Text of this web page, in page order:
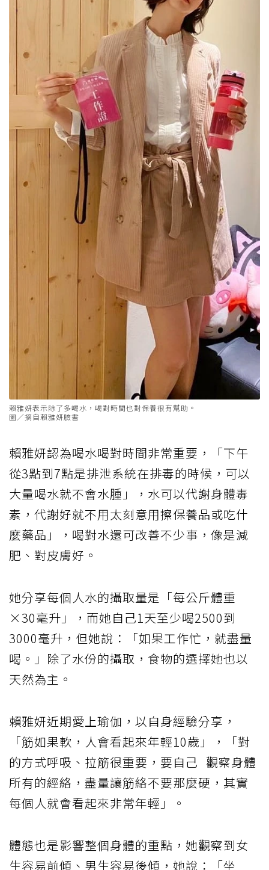
賴雅妍表示除了多喝水，喝對時間也對保養很有幫助。
圖／摘自賴雅妍臉書
賴雅妍認為喝水喝對時間非常重要，「下午
從3點到7點是排泄系統在排毒的時候，可以
大量喝水就不會水腫」，水可以代謝身體毒
素，代謝好就不用太刻意用擦保養品或吃什
麼藥品」，喝對水還可改善不少事，像是減
肥、對皮膚好。
她分享每個人水的攝取量是「每公斤體重
×30毫升」，而她自己1天至少喝2500到
3000毫升，但她說：「如果工作忙，就盡量
喝。」除了水份的攝取，食物的選擇她也以
天然為主。
賴雅妍近期愛上瑜伽，以自身經驗分享，
「筋如果軟，人會看起來年輕10歲」，「對
的方式呼吸、拉筋很重要，要自己 觀察身體
所有的經絡，盡量讓筋絡不要那麼硬，其實
每個人就會看起來非常年輕」。
體態也是影響整個身體的重點，她觀察到女
生容易前傾、男生容易後傾，她說：「坐